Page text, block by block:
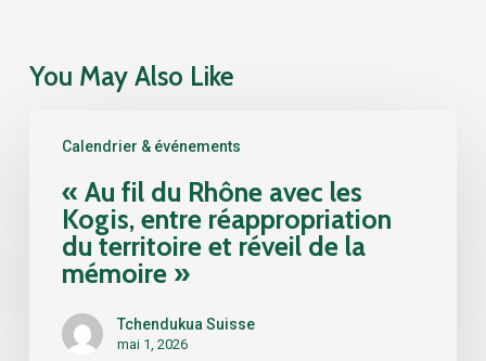
You May Also Like
Calendrier & événements
Rhône
avec
Kogis,
entre
« Au fil du Rhône avec les
Kogis, entre réappropriation
du territoire et réveil de la
mémoire »
Tchendukua Suisse
mai 1, 2026